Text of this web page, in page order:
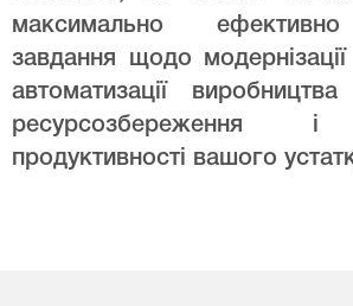
максимально
завдання щодо модернізації
автоматизації
ресурсозбереження і
продуктивності вашого